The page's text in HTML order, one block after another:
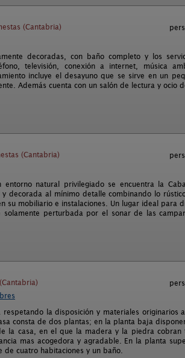
(Cantabria)
decoradas, con baño completo y los
televisión, conexión a internet, música
incluye el desayuno que se sirve en un
Además cuenta con un salón de lectura y ocio
(Cantabria)
natural privilegiado se encuentra la
decorada al mínimo detalle combinando lo
su mobiliario e instalaciones. Un lugar ideal para
perturbada por el sonar de las
la disposición y materiales originarios
consta de dos plantas; en la planta baja
la casa, en el que la madera y la piedra cobran
mas acogedora y agradable. En la planta
cuatro habitaciones y un baño.